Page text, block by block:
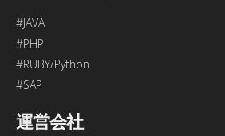
#JAVA
#PHP
#RUBY/Python
#SAP
運営会社